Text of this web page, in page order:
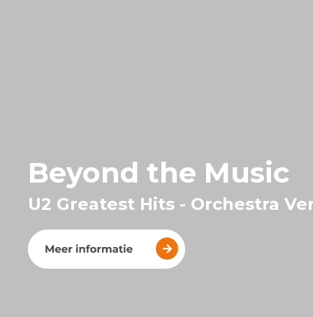
Beyond the Music
U2 Greatest Hits - Orchestra